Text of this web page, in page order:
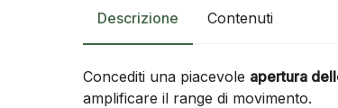
Descrizione Contenuti
Concediti una piacevole apertura
amplificare il range di movimento.